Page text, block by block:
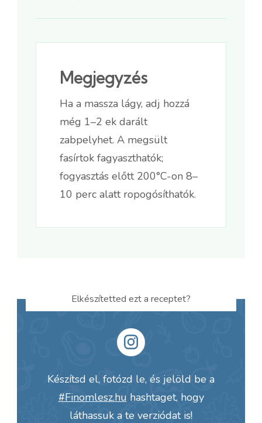
Megjegyzés
Ha a massza lágy, adj hozzá
még 1–2 ek darált
zabpelyhet. A megsült
fasírtok fagyaszthatók;
fogyasztás előtt 200°C-on 8–
10 perc alatt ropogósíthatók.
Elkészítetted ezt a receptet?
Készítsd el, fotózd le, és jelöld be a
#Finomlesz.hu hashtaget, hogy
láthassuk a te verziódat is!